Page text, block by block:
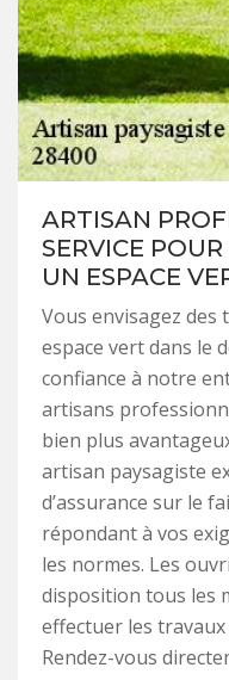
ARTISAN
SERVICE
UN ESPACE
Vous envisagez
espace vert dans le
confiance à notre
artisans
bien plus
artisan paysagiste
d’assurance sur le
répondant à vos
les normes. Les
disposition tous les
effectuer les travaux
Rendez-vous